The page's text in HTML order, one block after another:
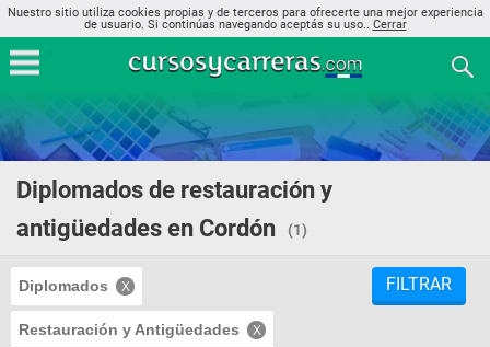
Nuestro sitio utiliza cookies propias y de terceros para ofrecerte una mejor experiencia
de usuario. Si continúas navegando aceptás su uso.. Cerrar
Diplomados de restauración y
antigüedades en Cordón
(1)
Diplomados
Restauración y Antigüedades
FILTRAR